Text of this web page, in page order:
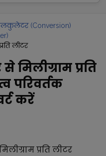
(Conversion)
लीटर
मिलीग्राम प्रति
परिवर्तक
करें
प्रति लीटर